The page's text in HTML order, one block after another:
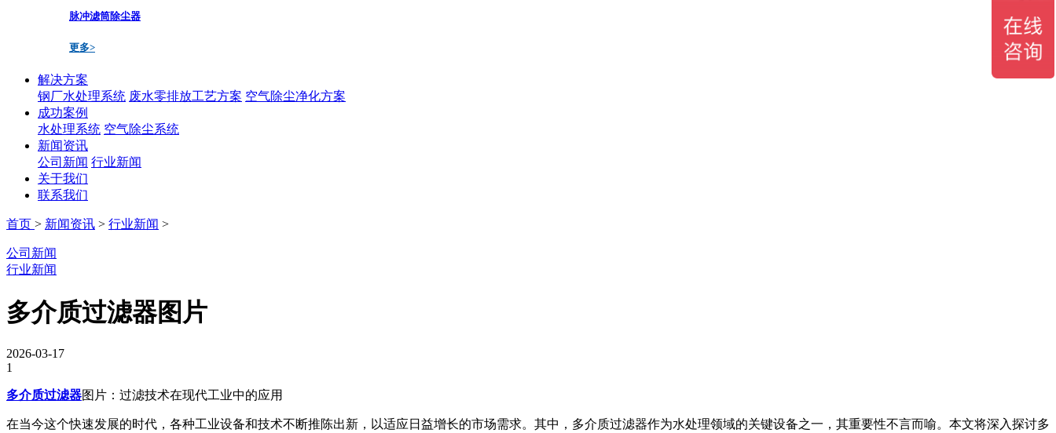
脉冲滤筒除尘器
更多>
解决方案
钢厂水处理系统 废水零排放工艺方案 空气除尘净化方案
成功案例
水处理系统 空气除尘系统
新闻资讯
公司新闻 行业新闻
关于我们
联系我们
首页 > 新闻资讯 > 行业新闻 >
公司新闻
行业新闻
多介质过滤器图片
2026-03-17
1
多介质过滤器图片：过滤技术在现代工业中的应用
在当今这个快速发展的时代，各种工业设备和技术不断推陈出新，以适应日益增长的市场需求。其中，多介质过滤器作为水处理领域的关键设备之一，其重要性不言而喻。本文将深入探讨多